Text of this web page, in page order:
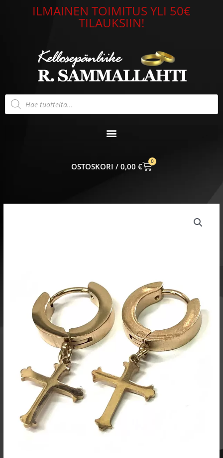
ILMAINEN TOIMITUS YLI 50€
TILAUKSIIN!
Products
search
0,00 €
0
CART